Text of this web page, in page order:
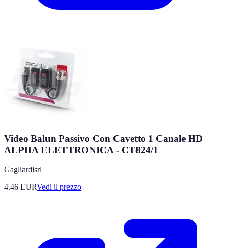
Video Balun Passivo Con Cavetto 1 Canale HD
ALPHA ELETTRONICA - CT824/1
Gagliardisrl
4.46 EURVedi il prezzo